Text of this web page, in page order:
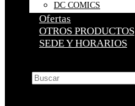
DC COMICS
Ofertas
OTROS PRODUCTOS
SEDE Y HORARIOS